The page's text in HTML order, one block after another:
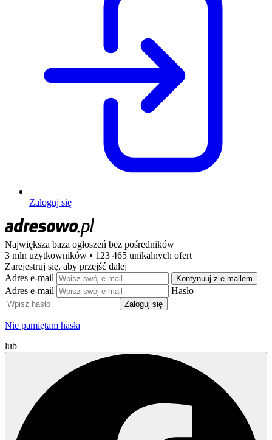
Zaloguj się
Największa baza ogłoszeń bez pośredników
3 mln użytkowników • 123 465 unikalnych ofert
Zarejestruj się, aby przejść dalej
Adres e-mail
Kontynuuj z e-mailem
Adres e-mail Hasło
Zaloguj się
Nie pamiętam hasła
lub